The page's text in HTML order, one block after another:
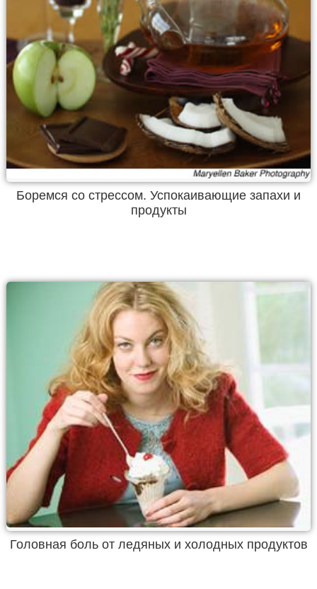
Боремся со стрессом. Успокаивающие запахи и
продукты
Головная боль от ледяных и холодных продуктов